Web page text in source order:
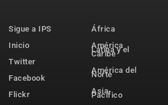
Sigue a IPS
Inicio
Twitter
Facebook
Flickr
África
América
Latina y el
Caribe
América del
Norte
Asia-
Pacífico